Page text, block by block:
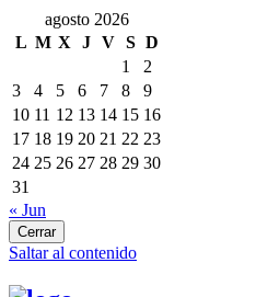
agosto 2026
L M X J V S D
1
2
3
4 5 6 7 8
9
10 11 12 13 14 15 16
17 18 19 20 21 22 23
24 25 26 27 28 29 30
31
« Jun
Cerrar
Saltar al contenido